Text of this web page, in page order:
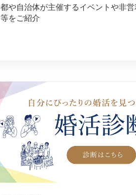
都や自治体が主催するイベントや非
等をご紹介